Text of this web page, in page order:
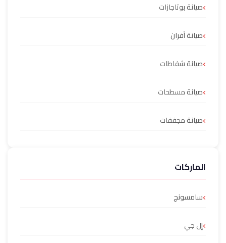
صيانة بوتاجازات
صيانة أفران
صيانة شفاطات
صيانة مسطحات
صيانة مجففات
الماركات
سامسونج
إل جي